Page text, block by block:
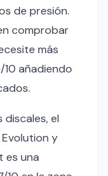
de presión.
comprobar
más
10 añadiendo
discales, el
y
es una